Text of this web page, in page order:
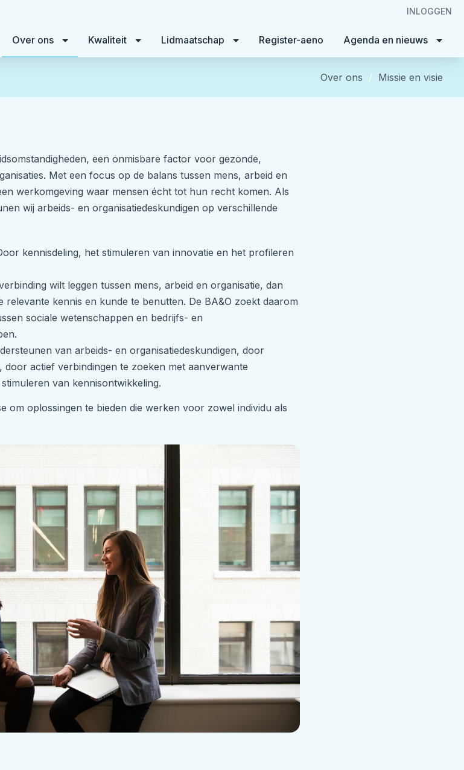
INLOGGEN
Over ons Kwaliteit Lidmaatschap Register-aeno Agenda en nieuws
Over ons Missie en visie
een onmisbare factor voor gezonde,
Met een focus op de balans tussen mens, arbeid en
werkomgeving waar mensen écht tot hun recht komen. Als
wij arbeids- en organisatiedeskundigen op verschillende
kennisdeling, het stimuleren van innovatie en het profileren
wilt leggen tussen mens, arbeid en organisatie, dan
relevante kennis en kunde te benutten. De BA&O zoekt daarom
sociale wetenschappen en bedrijfs- en
van arbeids- en organisatiedeskundigen, door
actief verbindingen te zoeken met aanverwante
van kennisontwikkeling.
om oplossingen te bieden die werken voor zowel individu als